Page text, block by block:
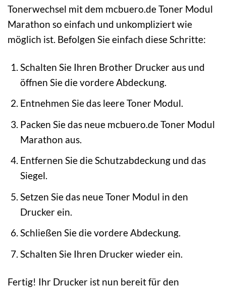
Tonerwechsel mit dem mcbuero.de Toner Modul
Marathon so einfach und unkompliziert wie
möglich ist. Befolgen Sie einfach diese Schritte:
Schalten Sie Ihren Brother Drucker aus und
öffnen Sie die vordere Abdeckung.
Entnehmen Sie das leere Toner Modul.
Packen Sie das neue mcbuero.de Toner Modul
Marathon aus.
Entfernen Sie die Schutzabdeckung und das
Siegel.
Setzen Sie das neue Toner Modul in den
Drucker ein.
Schließen Sie die vordere Abdeckung.
Schalten Sie Ihren Drucker wieder ein.
Fertig! Ihr Drucker ist nun bereit für den